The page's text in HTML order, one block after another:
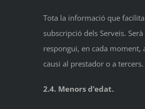
Tota la informació que
subscripció dels Serveis.
respongui, en cada moment,
causi al prestador o a tercers.
2.4. Menors d’edat.